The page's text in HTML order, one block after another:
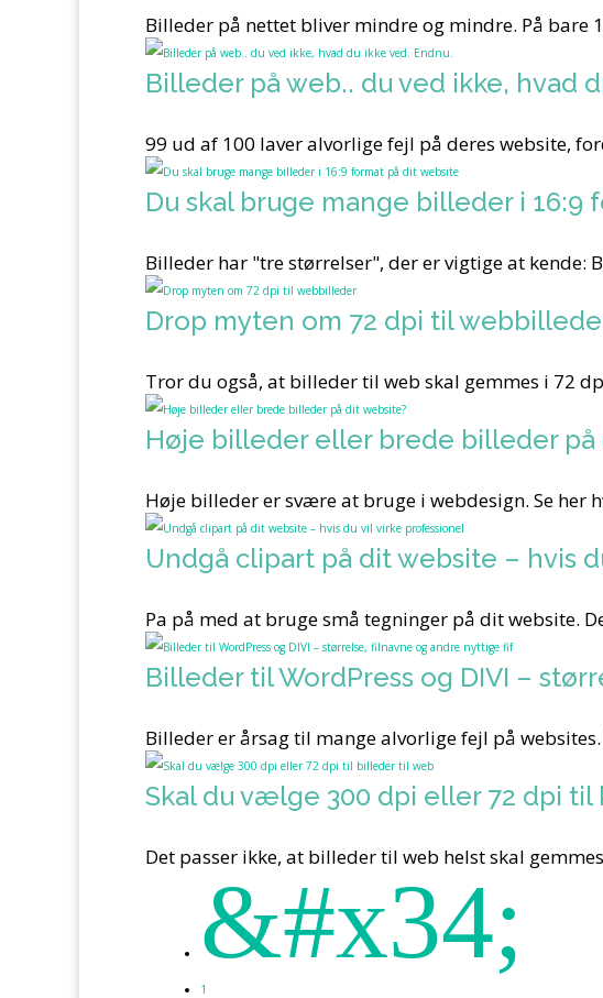
Billeder på nettet bliver mindre og mindre. På bare
Billeder på web.. du ved ikke, hvad
99 ud af 100 laver alvorlige fejl på deres website,
Du skal bruge mange billeder i 16:9
Billeder har "tre størrelser", der er vigtige at kende:
Drop myten om 72 dpi til
Tror du også, at billeder til web skal gemmes i 72
Høje billeder eller brede billeder på
Høje billeder er svære at bruge i webdesign. Se her
Undgå clipart på dit website – hvis
Pa på med at bruge små tegninger på dit website.
Billeder til WordPress og DIVI –
Billeder er årsag til mange alvorlige fejl på
Skal du vælge 300 dpi eller 72 dpi
Det passer ikke, at billeder til web helst skal
&#x34;
1